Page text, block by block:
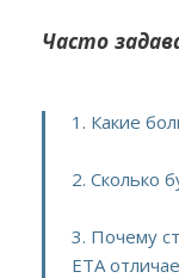
Часто
1. Какие
2. Сколько
3. Почему
ETA